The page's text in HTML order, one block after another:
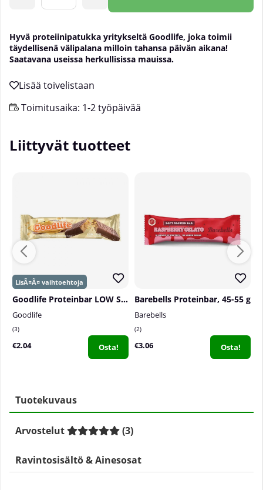
Hyvä proteiinipatukka yritykseltä Goodlife, joka toimii
täydellisenä välipalana milloin tahansa päivän aikana!
Saatavana useissa herkullisissa mauissa.
Toimitusaika: 1-2 työpäivää
Liittyvät tuotteet
Goodlife Proteinbar LOW SUGAR, 50 g
Goodlife
3
€2.04 Osta!
Barebells Proteinbar, 45-55 g
Barebells
2
€3.06 Osta!
Tuotekuvaus
Arvostelut (3)
Ravintosisältö & Ainesosat